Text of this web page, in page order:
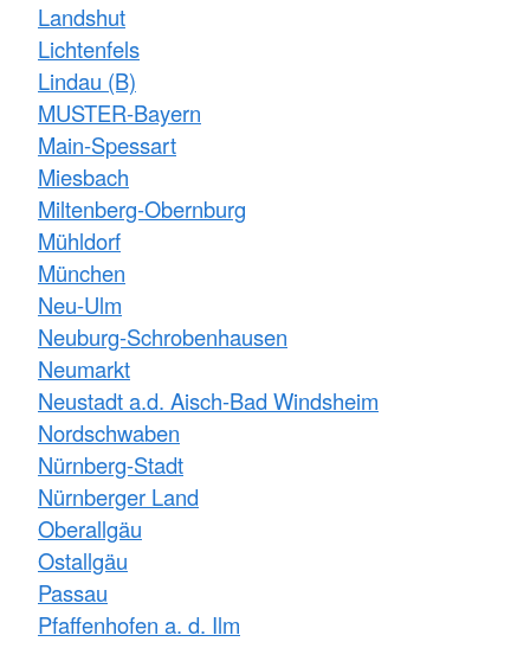
Landshut
Lichtenfels
Lindau (B)
MUSTER-Bayern
Main-Spessart
Miesbach
Miltenberg-Obernburg
Mühldorf
München
Neu-Ulm
Neuburg-Schrobenhausen
Neumarkt
Neustadt a.d. Aisch-Bad Windsheim
Nordschwaben
Nürnberg-Stadt
Nürnberger Land
Oberallgäu
Ostallgäu
Passau
Pfaffenhofen a. d. Ilm